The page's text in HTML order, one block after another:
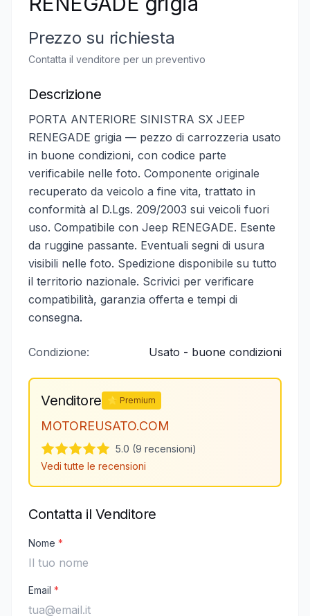
Prezzo su richiesta
Contatta il venditore per un preventivo
Descrizione
PORTA ANTERIORE SINISTRA SX JEEP
RENEGADE grigia — pezzo di carrozzeria usato
in buone condizioni, con codice parte
verificabile nelle foto. Componente originale
recuperato da veicolo a fine vita, trattato in
conformità al D.Lgs. 209/2003 sui veicoli fuori
uso. Compatibile con Jeep RENEGADE. Esente
da ruggine passante. Eventuali segni di usura
visibili nelle foto. Spedizione disponibile su tutto
il territorio nazionale. Scrivici per verificare
compatibilità, garanzia offerta e tempi di
consegna.
Condizione: Usato - buone condizioni
Venditore ⭐ Premium
MOTOREUSATO.COM
5.0 (9 recensioni)
Vedi tutte le recensioni
Contatta il Venditore
Nome *
Email *